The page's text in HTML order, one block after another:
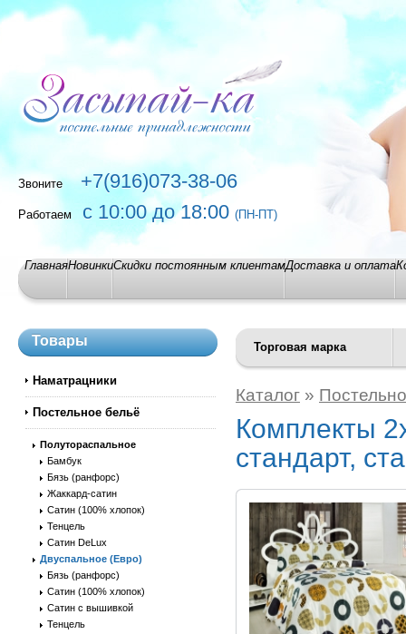
Звоните+7(916)073-38-06
Работаем с 10:00 до 18:00 (ПН-ПТ)
ГлавнаяНовинкиСкидки постоянным клиентамДоставка и оплата
Товары
Наматрацники
Постельное бельё
Полутораспальное
Бамбук
Бязь (ранфорс)
Жаккард-сатин
Сатин (100% хлопок)
Тенцель
Сатин DeLux
Двуспальное (Евро)
Бязь (ранфорс)
Сатин (100% хлопок)
Сатин с вышивкой
Тенцель
Торговая марка
Каталог »
Комплекты
стандарт,